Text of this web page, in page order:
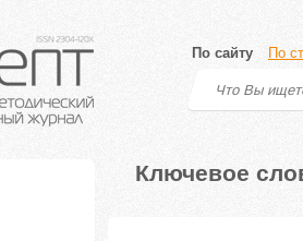
По сайту По
Ключевое